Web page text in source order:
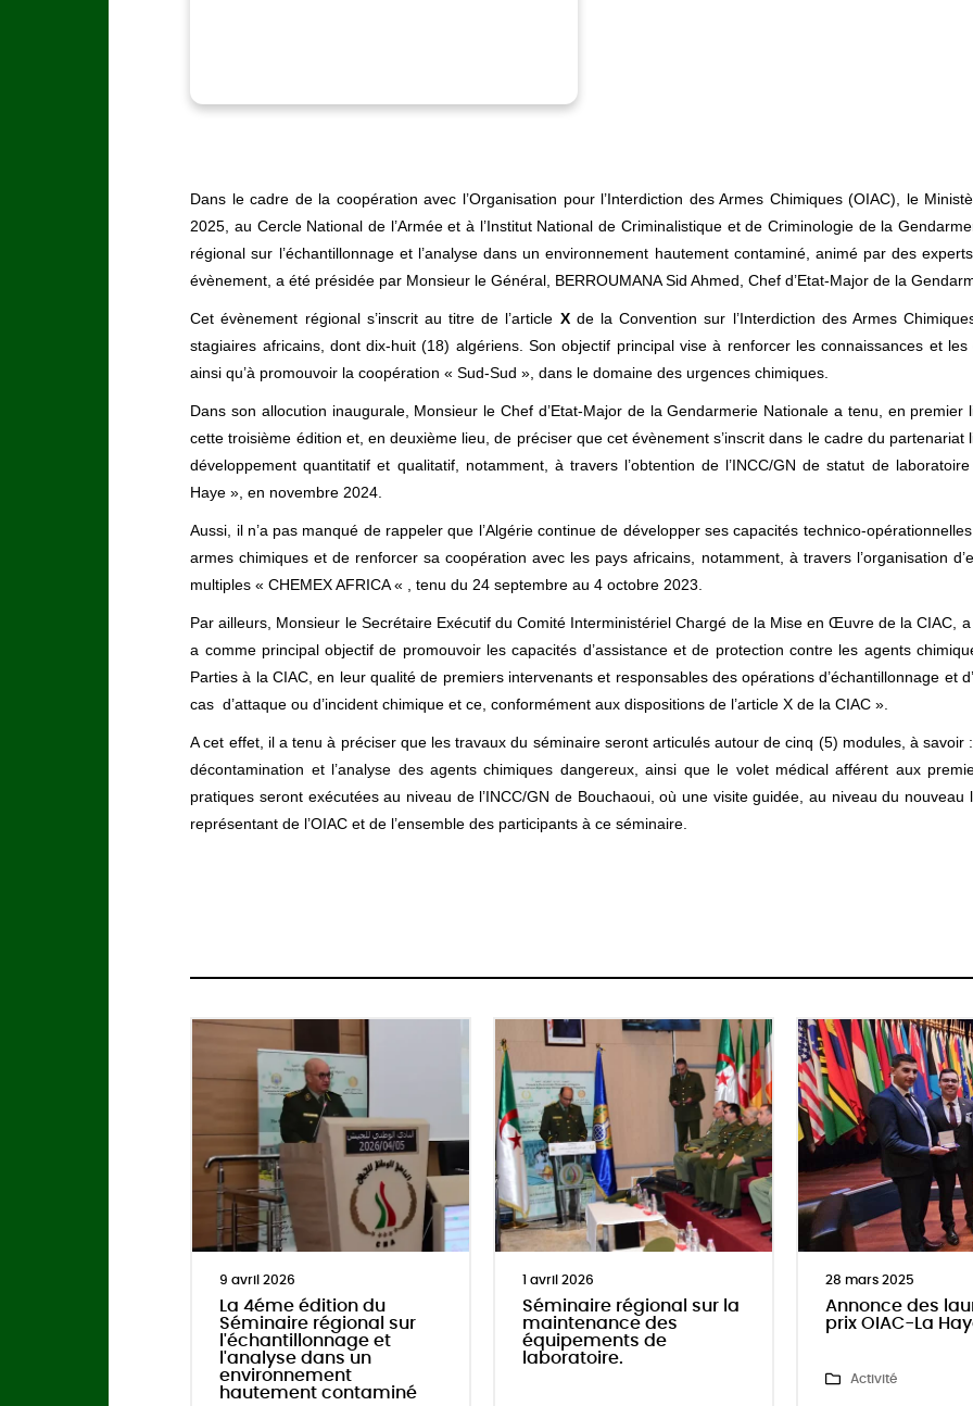
Dans le cadre de la coopération avec l’Organisation pour l’Interdiction des Armes Chimiques (OIAC), le
2025, au Cercle National de l’Armée et à l’Institut National de Criminalistique et de Criminologie de la
régional sur l’échantillonnage et l’analyse dans un environnement hautement contaminé, animé par des
évènement, a été présidée par Monsieur le Général, BERROUMANA Sid Ahmed, Chef d’Etat-Major de la
Cet évènement régional s’inscrit au titre de l’article Xde la Convention sur l’Interdiction des Armes
stagiaires africains, dont dix-huit (18) algériens. Son objectif principal vise à renforcer les connaissances et les
ainsi qu’à promouvoir la coopération « Sud-Sud », dans le domaine des urgences chimiques.
Dans son allocution inaugurale, Monsieur le Chef d’Etat-Major de la Gendarmerie Nationale a tenu, en premier
cette troisième édition et, en deuxième lieu, de préciser que cet évènement s’inscrit dans le cadre du partenariat
développement quantitatif et qualitatif, notamment, à travers l’obtention de l’INCC/GN de statut de
Haye », en novembre 2024.
Aussi, il n’a pas manqué de rappeler que l’Algérie continue de développer ses capacités technico-
armes chimiques et de renforcer sa coopération avec les pays africains, notamment, à travers l’organisation
multiples « CHEMEX AFRICA « , tenu du 24 septembre au 4 octobre 2023.
Par ailleurs, Monsieur le Secrétaire Exécutif du Comité Interministériel Chargé de la Mise en Œuvre de la CIAC,
a comme principal objectif de promouvoir les capacités d’assistance et de protection contre les agents
Parties à la CIAC, en leur qualité de premiers intervenants et responsables des opérations d’échantillonnage et
cas d’attaque ou d’incident chimique et ce, conformément aux dispositions de l’article X de la CIAC ».
A cet effet, il a tenu à préciser que les travaux du séminaire seront articulés autour de cinq (5) modules, à savoir
décontamination et l’analyse des agents chimiques dangereux, ainsi que le volet médical afférent aux
pratiques seront exécutées au niveau de l’INCC/GN de Bouchaoui, où une visite guidée, au niveau du
représentant de l’OIAC et de l’ensemble des participants à ce séminaire.
1 avril 2026
Séminaire régional sur la
maintenance des
équipements de
laboratoire.
28 mars 2025
Annonce des lauréats du
prix OIAC-La Haye 2024
29 mai 2023
Chemex Afrique
renforcement
"